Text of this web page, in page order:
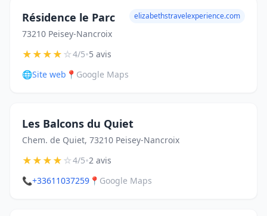
Résidence le Parc
73210 Peisey-Nancroix
elizabethstravelexperience.com
★★★★☆4/5•5 avis
🌐Site web 📍 Google Maps
Les Balcons du Quiet
Chem. de Quiet, 73210 Peisey-Nancroix
★★★★☆4/5•2 avis
📞+33611037259 📍 Google Maps